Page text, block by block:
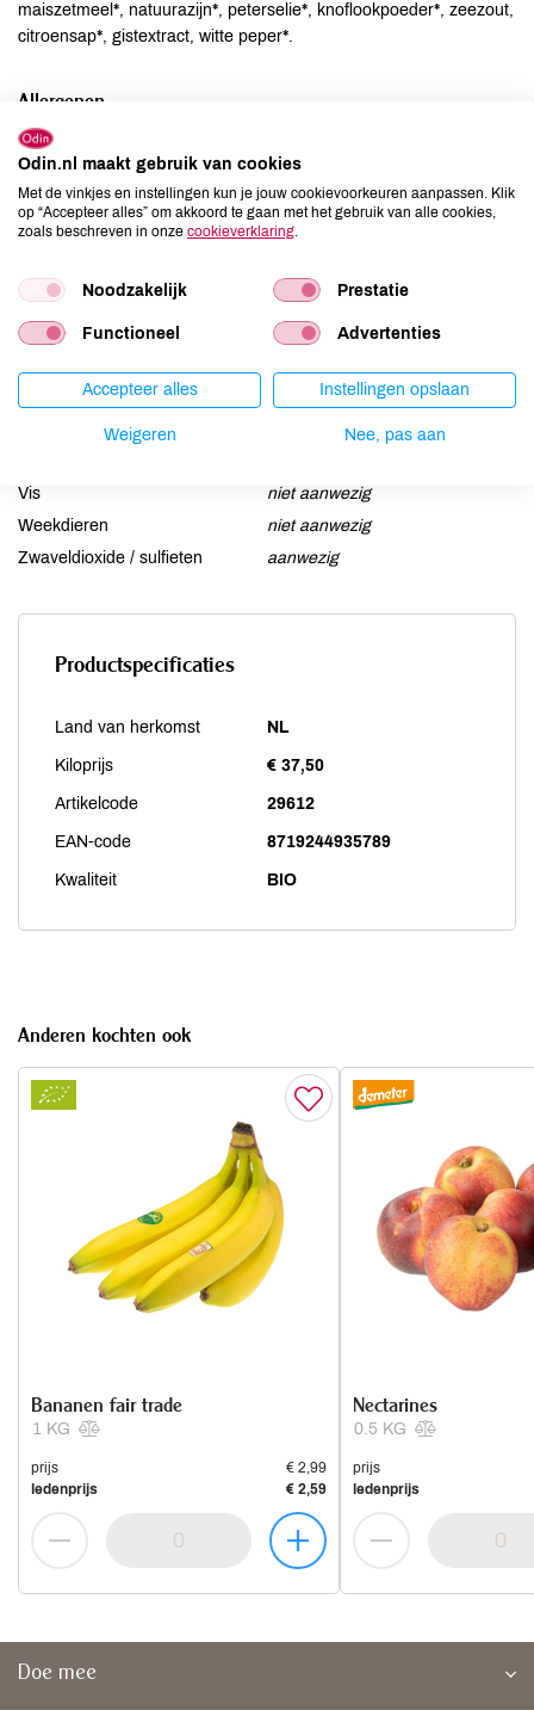
maiszetmeel*, natuurazijn*, peterselie*, knoflookpoeder*, zeezout,
citroensap*, gistextract, witte peper*.
Allergenen
Aardnoten
Gluten
niet aanwezig
Lactose
niet aanwezig
Lupine
niet aanwezig
Mosterd
aanwezig
Noten
kan bevatten
Schaaldieren
aanwezig
niet aanwezig
niet aanwezig
Vis
niet aanwezig
Weekdieren
niet aanwezig
Zwaveldioxide / sulfieten
aanwezig
Productspecificaties
Land van herkomst NL
Kiloprijs € 37,50
Artikelcode 29612
EAN-code 8719244935789
Kwaliteit BIO
Anderen kochten ook
1 KG
Bananen fair trade
prijs
€ 2,99
ledenprijs
€ 2,59
0.5 KG
Nectarines
prijs
ledenprijs
Doe mee
Odin.nl maakt gebruik van cookies
Met de vinkjes en instellingen kun je jouw cookievoorkeuren aanpassen. Klik
op “Accepteer alles” om akkoord te gaan met het gebruik van alle cookies,
zoals beschreven in onze cookieverklaring.
Noodzakelijk Prestatie
Functioneel Advertenties
Accepteer alles Instellingen opslaan
Weigeren Nee, pas aan